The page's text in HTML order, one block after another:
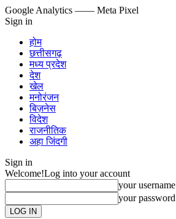
Google Analytics —— Meta Pixel
Sign in
होम
छत्तीसगढ़
मध्य प्रदेश
देश
खेल
मनोरंजन
बिज़नेस
विदेश
राजनीतिक
अहा जिंदगी
Sign in
Welcome!Log into your account
your username
your password